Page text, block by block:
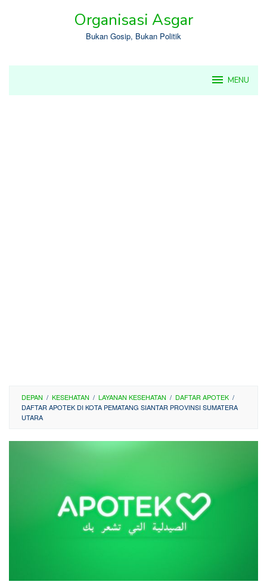
Organisasi Asgar
Bukan Gosip, Bukan Politik
MENU
DEPAN / KESEHATAN / LAYANAN KESEHATAN / DAFTAR APOTEK /
DAFTAR APOTEK DI KOTA PEMATANG SIANTAR PROVINSI SUMATERA
UTARA